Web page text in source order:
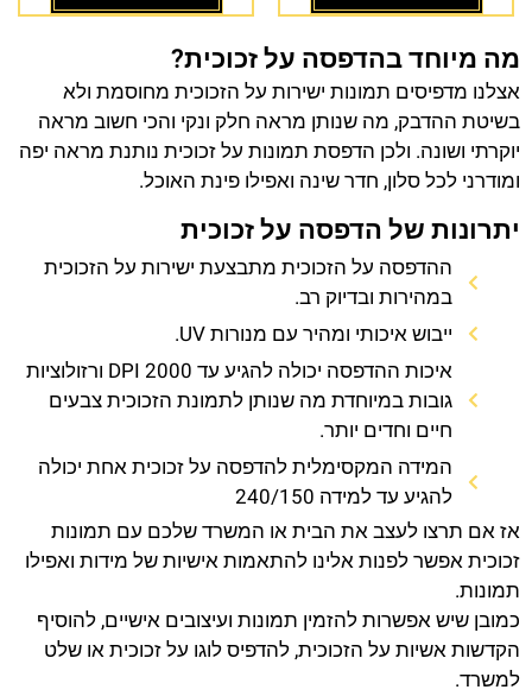
מה מיוחד בהדפסה על זכוכית?
אצלנו מדפיסים תמונות ישירות על הזכוכית מחוסמת ולא
בשיטת ההדבק, מה שנותן מראה חלק ונקי והכי חשוב מראה
יוקרתי ושונה. ולכן הדפסת תמונות על זכוכית נותנת מראה יפה
ומודרני לכל סלון, חדר שינה ואפילו פינת האוכל.
יתרונות של הדפסה על זכוכית
ההדפסה על הזכוכית מתבצעת ישירות על הזכוכית
במהירות ובדיוק רב.
ייבוש איכותי ומהיר עם מנורות UV.
איכות ההדפסה יכולה להגיע עד 2000 DPI ורזולוציות
גובות במיוחדת מה שנותן לתמונת הזכוכית צבעים
חיים וחדים יותר.
המידה המקסימלית להדפסה על זכוכית אחת יכולה
להגיע עד למידה 240/150
אז אם תרצו לעצב את הבית או המשרד שלכם עם תמונות
זכוכית אפשר לפנות אלינו להתאמות אישיות של מידות ואפילו
תמונות.
כמובן שיש אפשרות להזמין תמונות ועיצובים אישיים, להוסיף
הקדשות אשיות על הזכוכית, להדפיס לוגו על זכוכית או שלט
למשרד.